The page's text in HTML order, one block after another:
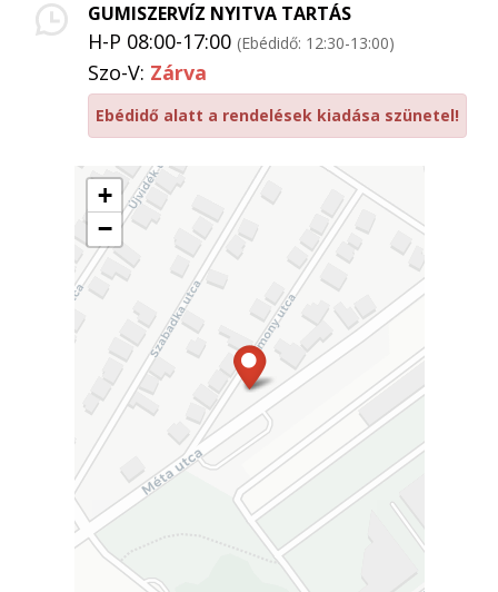
+
−
GUMISZERVÍZ NYITVA TARTÁS
H-P 08:00-17:00 (Ebédidő: 12:30-13:00)
Szo-V: Zárva
Ebédidő alatt a rendelések kiadása szünetel!